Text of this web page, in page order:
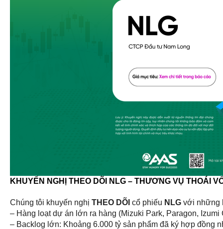
KHUYẾN NGHỊ THEO DÕI NLG – THƯƠNG VỤ THOÁI
Chúng tôi khuyến nghị THEO DÕI cổ phiếu NLG với những
– Hàng loạt dự án lớn ra hàng (Mizuki Park, Paragon,
– Backlog lớn: Khoảng 6.000 tỷ sản phẩm đã ký hợp đồng